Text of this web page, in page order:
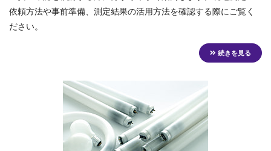
依頼方法や事前準備、測定結果の活用方法を確認する際にご覧く
ださい。
続きを見る